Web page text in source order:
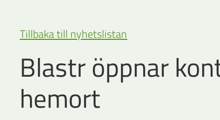
Tillbaka till nyhetslistan
Blastr öppnar
hemort